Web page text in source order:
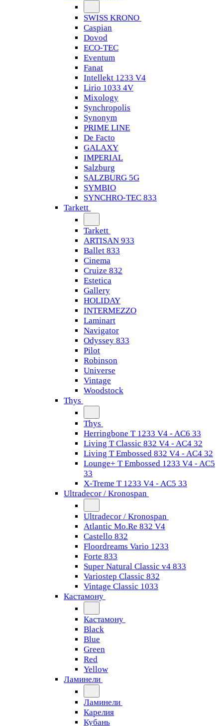
SWISS KRONO
Caspian
Dovod
ECO-TEC
Eventum
Fanat
Intellekt 1233 V4
Lirio 1033 4V
Mixology
Synchropolis
Synonym
PRIME LINE
De Facto
GALAXY
IMPERIAL
Salzburg
SALZBURG 5G
SYMBIO
SYNCHRO-TEC 833
Tarkett
Tarkett
ARTISAN 933
Ballet 833
Cinema
Cruize 832
Estetica
Gallery
HOLIDAY
INTERMEZZO
Laminart
Navigator
Odyssey 833
Pilot
Robinson
Universe
Vintage
Woodstock
Thys
Thys
Herringbone T 1233 V4 - AC6 33
Living T Classic 832 V4 - AC4 32
Living T Embossed 832 V4 - AC4 32
Lounge+ T Embossed 1233 V4 - AC5
33
X-Treme T 1233 V4 - AC5 33
Ultradecor / Kronospan
Ultradecor / Kronospan
Atlantic Mo.Re 832 V4
Castello 832
Floordreams Vario 1233
Forte 833
Super Natural Classic v4 833
Variostep Classic 832
Vintage Classic 1033
Кастамону
Кастамону
Black
Blue
Green
Red
Yellow
Ламинели
Ламинели
Карелия
Кубань